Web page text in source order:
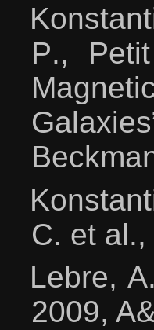
P.,
Galaxies
C. et
Lеbre,
2009,